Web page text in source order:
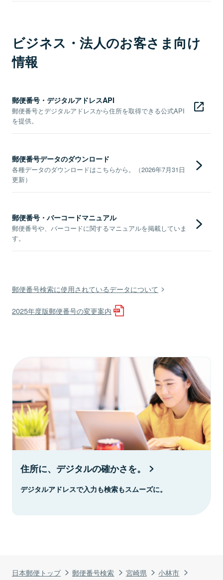
日本郵便トップ 郵便番号検索 宮崎県
小林市
ビジネス・法人のお客さま向け
情報
郵便番号・デジタルアドレスAPI
郵便番号とデジタルアドレスから住所を取得できる公式API
を提供。
郵便番号データのダウンロード
各種データのダウンロードはこちらから。（2026年7月31日
更新）
郵便番号・バーコードマニュアル
郵便番号や、バーコードに関するマニュアルを掲載していま
す。
郵便番号検索に使用されているデータについて
2025年度版郵便番号の変更案内
住所に、デジタルの確かさを。
デジタルアドレスで入力も検索もスムーズに。